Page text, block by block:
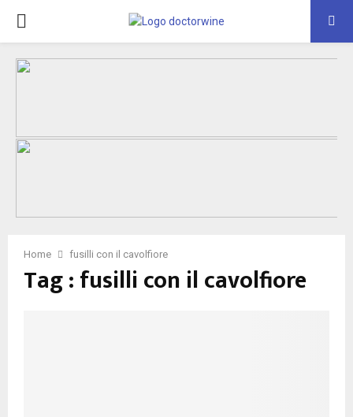
PRIMARY
MENU
Home fusilli con il cavolfiore
Tag : fusilli con il cavolfiore